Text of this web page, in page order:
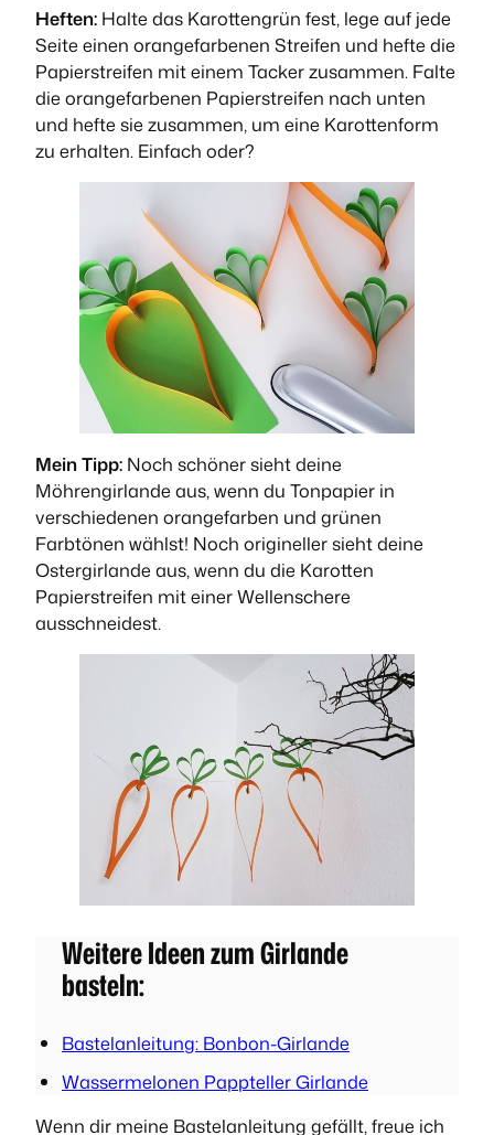
Heften: Halte das Karottengrün fest, lege auf jede
Seite einen orangefarbenen Streifen und hefte die
Papierstreifen mit einem Tacker zusammen. Falte
die orangefarbenen Papierstreifen nach unten
und hefte sie zusammen, um eine Karottenform
zu erhalten. Einfach oder?
Mein Tipp: Noch schöner sieht deine
Möhrengirlande aus, wenn du Tonpapier in
verschiedenen orangefarben und grünen
Farbtönen wählst! Noch origineller sieht deine
Ostergirlande aus, wenn du die Karotten
Papierstreifen mit einer Wellenschere
ausschneidest.
Weitere Ideen zum Girlande
basteln:
Bastelanleitung: Bonbon-Girlande
Wassermelonen Pappteller Girlande
Wenn dir meine Bastelanleitung gefällt, freue ich